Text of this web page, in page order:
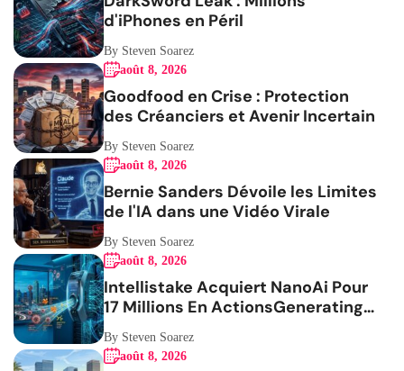
d'iPhones en Péril
By Steven Soarez
août 8, 2026
Goodfood en Crise : Protection
des Créanciers et Avenir Incertain
By Steven Soarez
août 8, 2026
Bernie Sanders Dévoile les Limites
de l'IA dans une Vidéo Virale
By Steven Soarez
août 8, 2026
Intellistake Acquiert NanoAi Pour
17 Millions En ActionsGenerating
the French blog article
By Steven Soarez
août 8, 2026